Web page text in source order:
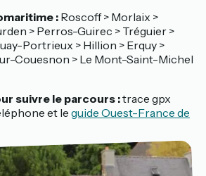
: Roscoff > Morlaix >
> Perros-Guirec > Tréguier >
Portrieux > Hillion > Erquy >
Couesnon > Le Mont-Saint-Michel
suivre le parcours :trace gpx
et le guide Ouest-France de